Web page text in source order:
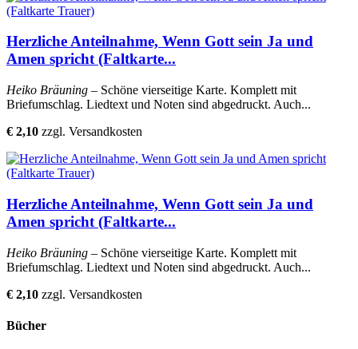
Herzliche Anteilnahme, Wenn Gott sein Ja und
Amen spricht (Faltkarte...
Heiko Bräuning – Schöne vierseitige Karte. Komplett mit
Briefumschlag. Liedtext und Noten sind abgedruckt. Auch...
€ 2,10 zzgl. Versandkosten
Herzliche Anteilnahme, Wenn Gott sein Ja und
Amen spricht (Faltkarte...
Heiko Bräuning – Schöne vierseitige Karte. Komplett mit
Briefumschlag. Liedtext und Noten sind abgedruckt. Auch...
€ 2,10 zzgl. Versandkosten
Bücher